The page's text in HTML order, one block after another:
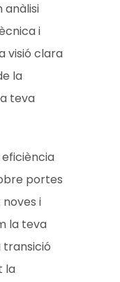
anàlisi
i
visió clara
la
teva
portes
i
la teva
la